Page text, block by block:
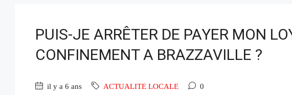
PUIS-JE ARRÊTER DE PAYER MON
CONFINEMENT A BRAZZAVILLE ?
il y a 6 ans ACTUALITE LOCALE 0